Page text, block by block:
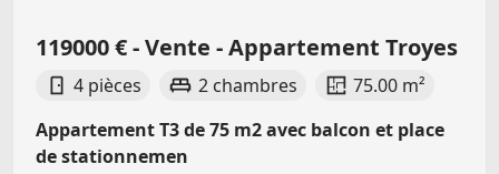
119000 € - Vente - Appartement Troyes
4 pièces 2 chambres
75.00 m²
Appartement T3 de 75 m2 avec balcon et place
de stationnemen